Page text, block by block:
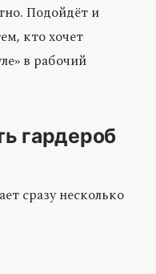
Подойдёт и
кто хочет
в рабочий
гардероб
сразу несколько